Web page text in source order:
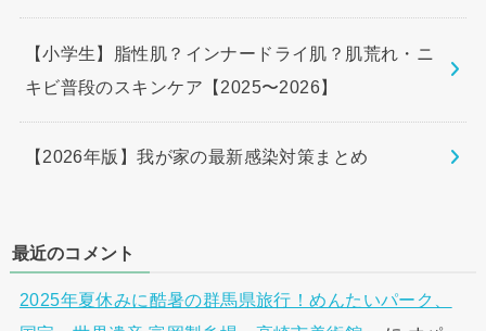
【小学生】脂性肌？インナードライ肌？肌荒れ・ニ
キビ普段のスキンケア【2025〜2026】
【2026年版】我が家の最新感染対策まとめ
最近のコメント
2025年夏休みに酷暑の群馬県旅行！めんたいパーク、